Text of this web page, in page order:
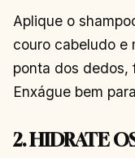
Aplique o
couro cabeludo e
ponta dos dedos,
Enxágue bem
2. HIDRATE